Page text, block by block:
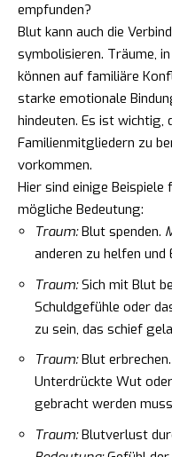
empfunden?
Blut kann auch die
symbolisieren. Träume,
können auf familiäre
starke emotionale
hindeuten. Es ist wichtig,
Familienmitgliedern zu
vorkommen.
Hier sind einige
mögliche Bedeutung:
Traum:Blut spenden.
anderen zu helfen und
Traum:Sich mit Blut
Schuldgefühle oder
zu sein, das schief
Traum:Blut erbrechen.
Unterdrückte Wut
gebracht werden
Traum:Blutverlust